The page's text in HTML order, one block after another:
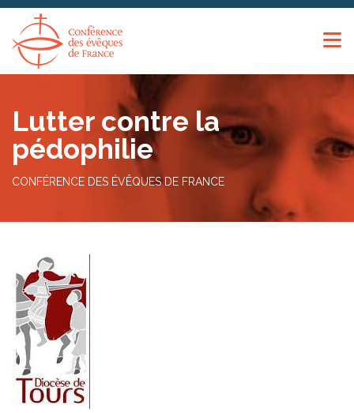
Lutter contre la
pédophilie
CONFÉRENCE DES ÉVÊQUES DE FRANCE
Panneau de gestion des cookies